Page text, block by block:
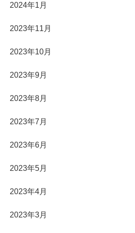
2024年1月
2023年11月
2023年10月
2023年9月
2023年8月
2023年7月
2023年6月
2023年5月
2023年4月
2023年3月